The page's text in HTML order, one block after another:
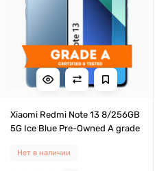
Xiaomi Redmi Note 13 8/256GB
5G Ice Blue Pre-Owned A grade
Нет в наличии